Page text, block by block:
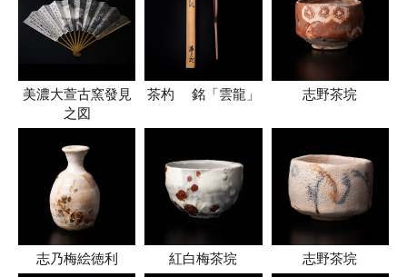
美濃大萱古窯發見
之図
茶杓 銘「雲龍」 志野茶垸
志乃梅絵徳利 紅白梅茶垸 志野茶垸